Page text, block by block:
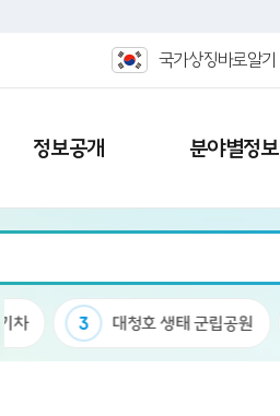
국가상징바로알기
정보공개 분야별정보
대청호 생태 군립공원